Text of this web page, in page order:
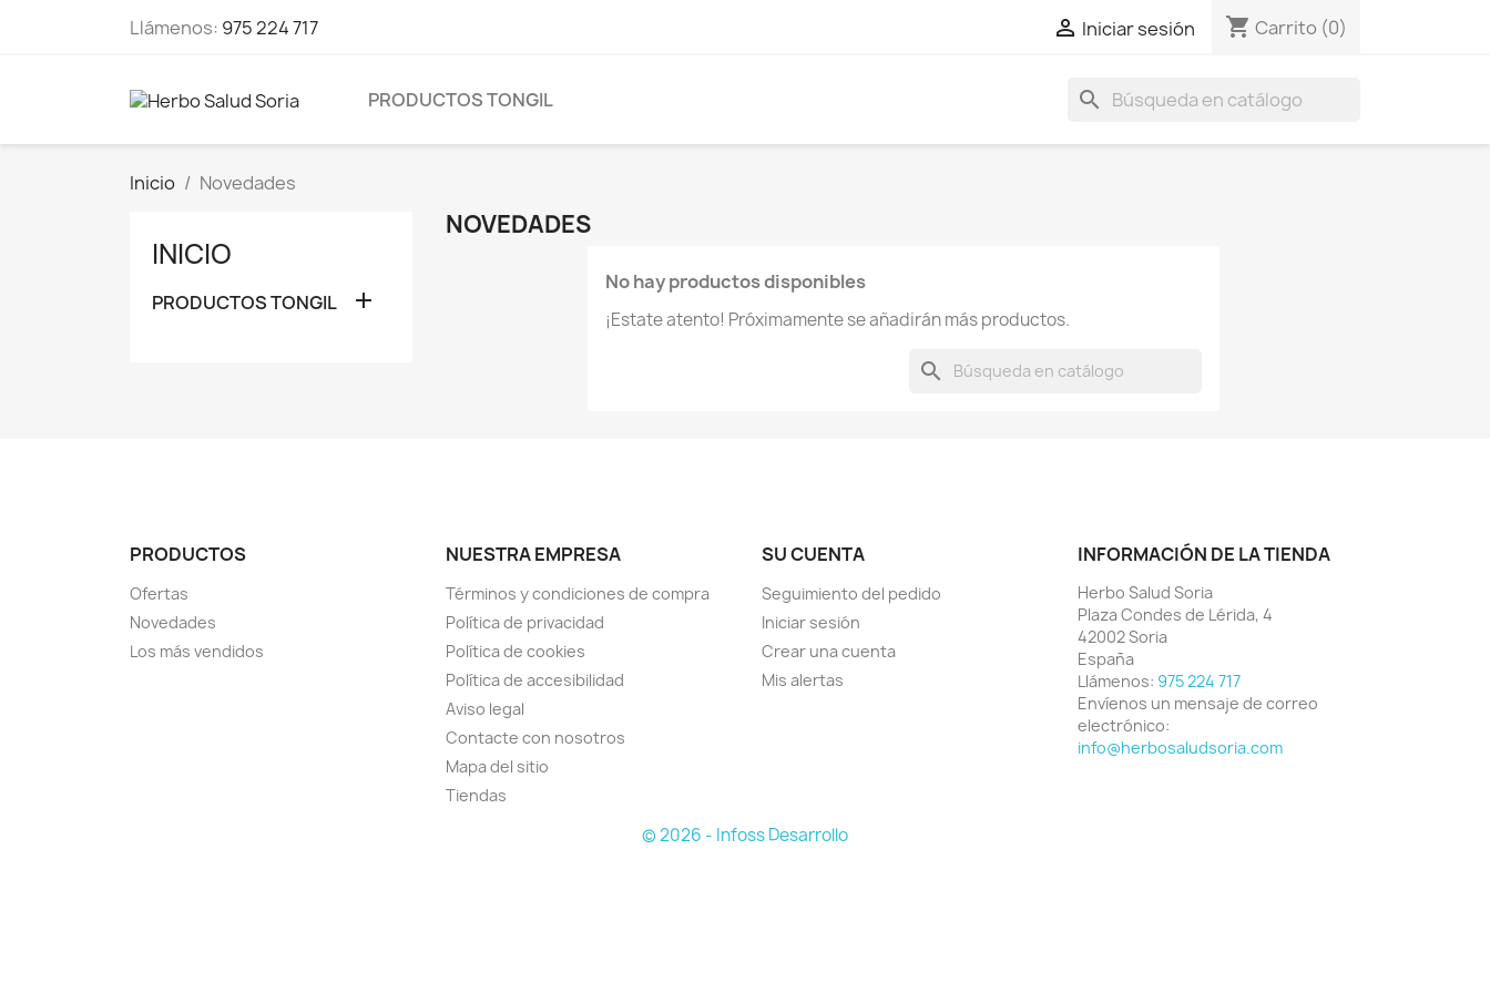
Llámenos: 975 224 717  Iniciar sesión shopping_cart Carrito (0)
PRODUCTOS TONGIL search
Inicio Novedades
INICIO
PRODUCTOS TONGIL 
NOVEDADES
No hay productos disponibles
¡Estate atento! Próximamente se añadirán más productos.
search
PRODUCTOS
Ofertas
Novedades
Los más vendidos
NUESTRA EMPRESA
Términos y condiciones de compra
Política de privacidad
Política de cookies
Política de accesibilidad
Aviso legal
Contacte con nosotros
Mapa del sitio
Tiendas
SU CUENTA
Seguimiento del pedido
Iniciar sesión
Crear una cuenta
Mis alertas
INFORMACIÓN DE LA TIENDA
Herbo Salud Soria
Plaza Condes de Lérida, 4
42002 Soria
España
Llámenos: 975 224 717
Envíenos un mensaje de correo
electrónico:
info@herbosaludsoria.com
© 2026 - Infoss Desarrollo